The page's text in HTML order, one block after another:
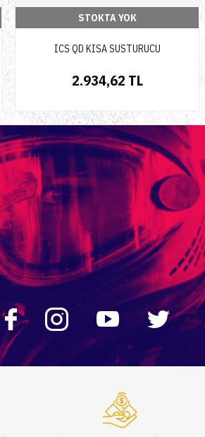
STOKTA YOK
ICS QD KISA SUSTURUCU
2.934,62 TL